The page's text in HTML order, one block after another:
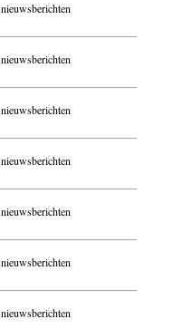
nieuwsberichten
nieuwsberichten
nieuwsberichten
nieuwsberichten
nieuwsberichten
nieuwsberichten
nieuwsberichten